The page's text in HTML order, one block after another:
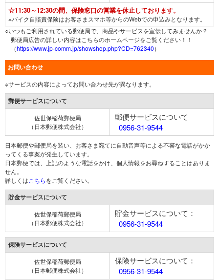
☆11:30～12:30の間、保険窓口の営業を休止しております。
※バイク自賠責保険はお客さまスマホ等からのWebでの申込みとなります。
○いつもご利用されている郵便局で、商品やサービスを宣伝してみませんか？
郵便局広告の詳しい内容はこちらのホームページをご覧ください！！
（https://www.jp-comm.jp/showshop.php?CD=762340）
お問い合わせ
※サービスの内容によってお問い合わせ先が異なります。
郵便サービスについて
佐世保稲荷郵便局
（日本郵便株式会社）
郵便サービスについて
0956-31-9544
日本郵便や郵便局を装い、お客さま宛てに自動音声等による不審な電話がかか
ってくる事案が発生しています。
日本郵便では、上記のような電話をかけ、個人情報をお尋ねすることはありま
せん。
詳しくは こちらをご覧ください。
貯金サービスについて
佐世保稲荷郵便局
（日本郵便株式会社）
貯金サービスについて：
0956-31-9544
保険サービスについて
佐世保稲荷郵便局
（日本郵便株式会社）
保険サービスについて：
0956-31-9544